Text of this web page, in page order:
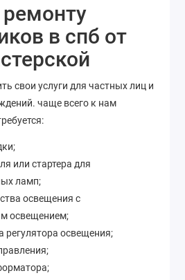
ремонту
в спб от
свои услуги для частных лиц и
чаще всего к нам
или стартера для
ламп;
освещения с
освещением;
регулятора освещения;